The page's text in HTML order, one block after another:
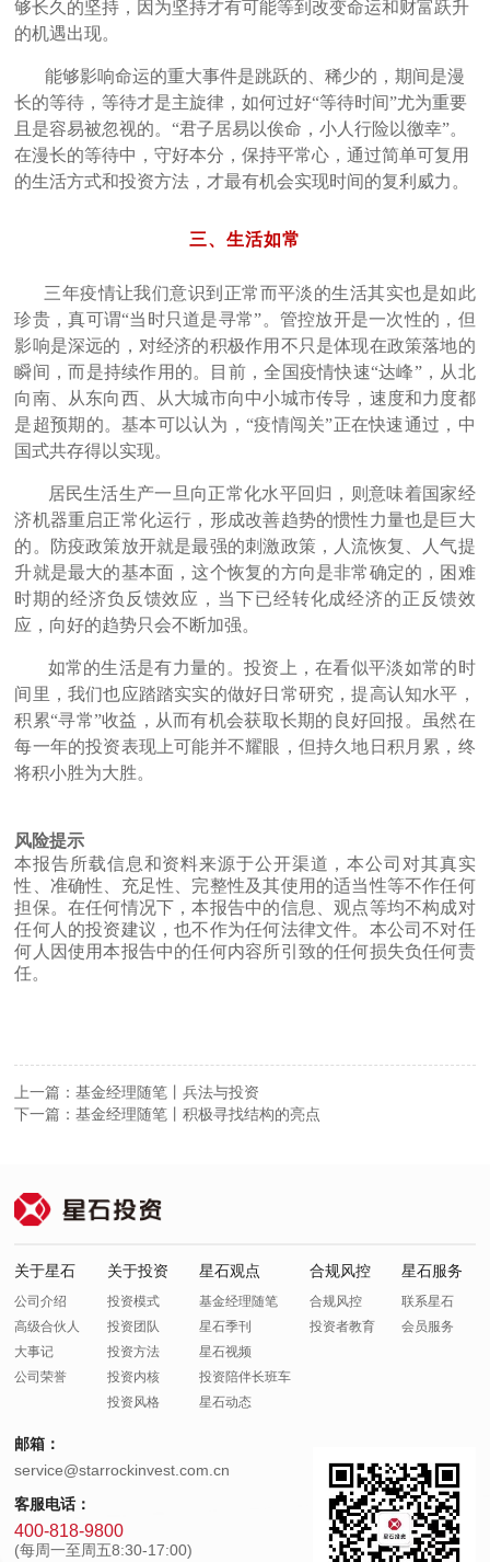
够长久的坚持，因为坚持才有可能等到改变命运和财富跃升
的机遇出现。
能够影响命运的重大事件是跳跃的、稀少的，期间是漫
长的等待，等待才是主旋律，如何过好“等待时间”尤为重要
且是容易被忽视的。“君子居易以俟命，小人行险以徼幸”。
在漫长的等待中，守好本分，保持平常心，通过简单可复用
的生活方式和投资方法，才最有机会实现时间的复利威力。
三、生活如常
三年疫情让我们意识到正常而平淡的生活其实也是如此
珍贵，真可谓“当时只道是寻常”。管控放开是一次性的，但
影响是深远的，对经济的积极作用不只是体现在政策落地的
瞬间，而是持续作用的。目前，全国疫情快速“达峰”，从北
向南、从东向西、从大城市向中小城市传导，速度和力度都
是超预期的。基本可以认为，“疫情闯关”正在快速通过，中
国式共存得以实现。
居民生活生产一旦向正常化水平回归，则意味着国家经
济机器重启正常化运行，形成改善趋势的惯性力量也是巨大
的。防疫政策放开就是最强的刺激政策，人流恢复、人气提
升就是最大的基本面，这个恢复的方向是非常确定的，困难
时期的经济负反馈效应，当下已经转化成经济的正反馈效
应，向好的趋势只会不断加强。
如常的生活是有力量的。投资上，在看似平淡如常的时
间里，我们也应踏踏实实的做好日常研究，提高认知水平，
积累“寻常”收益，从而有机会获取长期的良好回报。虽然在
每一年的投资表现上可能并不耀眼，但持久地日积月累，终
将积小胜为大胜。
风险提示
本报告所载信息和资料来源于公开渠道，本公司对其真实
性、准确性、充足性、完整性及其使用的适当性等不作任何
担保。在任何情况下，本报告中的信息、观点等均不构成对
任何人的投资建议，也不作为任何法律文件。本公司不对任
何人因使用本报告中的任何内容所引致的任何损失负任何责
任。
上一篇：基金经理随笔丨兵法与投资
下一篇：基金经理随笔丨积极寻找结构的亮点
关于星石
公司介绍
高级合伙人
大事记
公司荣誉
关于投资
投资模式
投资团队
投资方法
投资内核
投资风格
星石观点
基金经理随笔
星石季刊
星石视频
投资陪伴长班车
星石动态
合规风控
合规风控
投资者教育
星石服务
联系星石
会员服务
邮箱：
service@starrockinvest.com.cn
客服电话：
400-818-9800
(每周一至周五8:30-17:00)